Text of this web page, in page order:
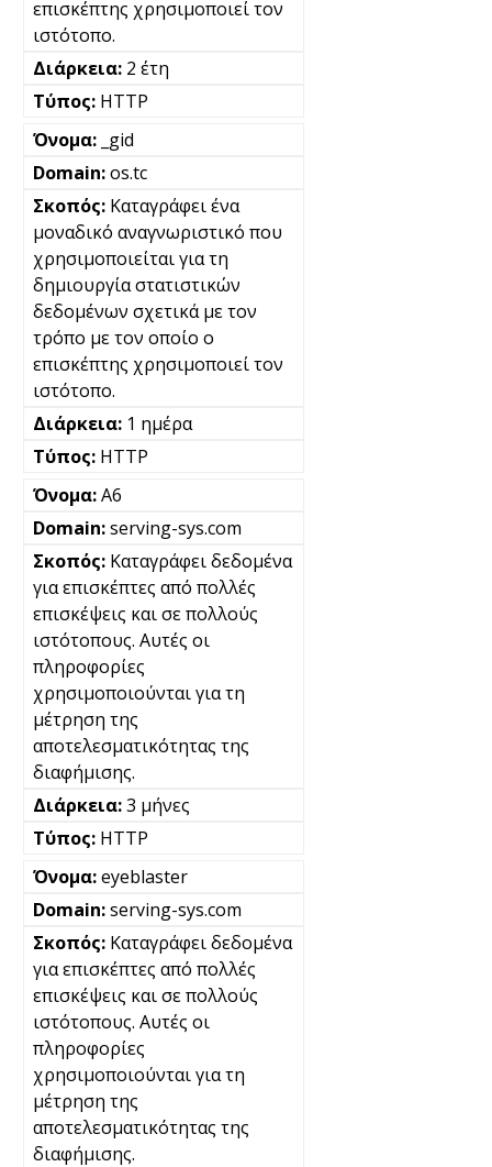
επισκέπτης χρησιμοποιεί τον
ιστότοπο.
2 έτη
HTTP
_gid
os.tc
Καταγράφει ένα
μοναδικό αναγνωριστικό που
χρησιμοποιείται για τη
δημιουργία στατιστικών
δεδομένων σχετικά με τον
τρόπο με τον οποίο ο
επισκέπτης χρησιμοποιεί τον
ιστότοπο.
1 ημέρα
HTTP
A6
serving-sys.com
Καταγράφει δεδομένα
για επισκέπτες από πολλές
επισκέψεις και σε πολλούς
ιστότοπους. Αυτές οι
πληροφορίες
χρησιμοποιούνται για τη
μέτρηση της
αποτελεσματικότητας της
διαφήμισης.
3 μήνες
HTTP
eyeblaster
serving-sys.com
Καταγράφει δεδομένα
για επισκέπτες από πολλές
επισκέψεις και σε πολλούς
ιστότοπους. Αυτές οι
πληροφορίες
χρησιμοποιούνται για τη
μέτρηση της
αποτελεσματικότητας της
διαφήμισης.